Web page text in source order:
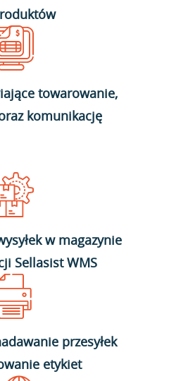
towarowanie,
komunikację
w magazynie
Sellasist WMS
przesyłek
etykiet